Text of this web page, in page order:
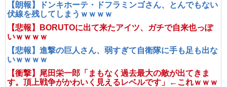
【朗報】ドンキホーテ・ドフラミンゴさん、とんでもない
伏線を残してしまうｗｗｗｗ
【悲報】BORUTOに出て来たアイツ、ガチで自来也っぽ
いｗｗｗｗ
【悲報】進撃の巨人さん、弱すぎて自衛隊に手も足も出な
いｗｗｗｗ
【衝撃】尾田栄一郎「まもなく過去最大の敵が出てきま
す。頂上戦争がかわいく見えるレベルです」←これｗｗｗ